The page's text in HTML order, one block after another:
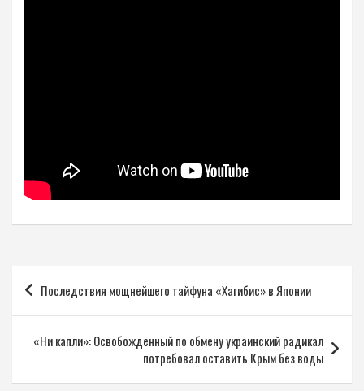
Навигация
по
записям
Последствия мощнейшего тайфуна «Хагибис» в Японии
«Ни капли»: Освобожденный по обмену украинский радикал
потребовал оставить Крым без воды